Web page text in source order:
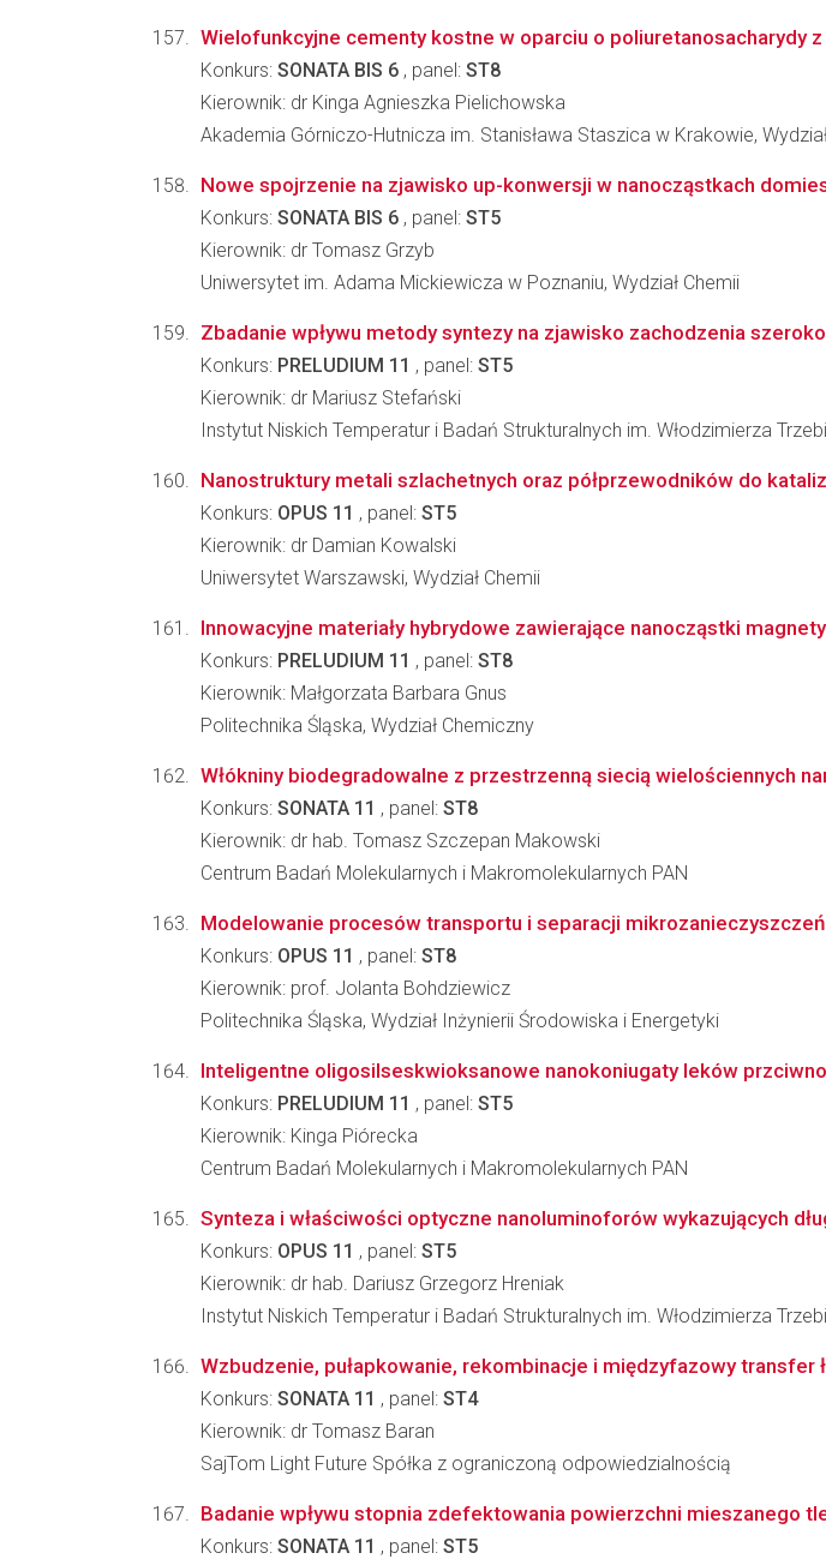
Wielofunkcyjne cementy kostne w oparciu o poliuretanosacharydy
Konkurs: SONATA BIS 6 , panel: ST8
Kierownik: dr Kinga Agnieszka Pielichowska
Akademia Górniczo-Hutnicza im. Stanisława Staszica w Krakowie,
Nowe spojrzenie na zjawisko up-konwersji w nanocząstkach
Konkurs: SONATA BIS 6 , panel: ST5
Kierownik: dr Tomasz Grzyb
Uniwersytet im. Adama Mickiewicza w Poznaniu, Wydział Chemii
Zbadanie wpływu metody syntezy na zjawisko zachodzenia
Konkurs: PRELUDIUM 11 , panel: ST5
Kierownik: dr Mariusz Stefański
Instytut Niskich Temperatur i Badań Strukturalnych im. Włodzimierza
Nanostruktury metali szlachetnych oraz półprzewodników do
Konkurs: OPUS 11 , panel: ST5
Kierownik: dr Damian Kowalski
Uniwersytet Warszawski, Wydział Chemii
Innowacyjne materiały hybrydowe zawierające nanocząstki
Konkurs: PRELUDIUM 11 , panel: ST8
Kierownik: Małgorzata Barbara Gnus
Politechnika Śląska, Wydział Chemiczny
Włókniny biodegradowalne z przestrzenną siecią wielościennych
Konkurs: SONATA 11 , panel: ST8
Kierownik: dr hab. Tomasz Szczepan Makowski
Centrum Badań Molekularnych i Makromolekularnych PAN
Modelowanie procesów transportu i separacji
Konkurs: OPUS 11 , panel: ST8
Kierownik: prof. Jolanta Bohdziewicz
Politechnika Śląska, Wydział Inżynierii Środowiska i Energetyki
Inteligentne oligosilseskwioksanowe nanokoniugaty leków
Konkurs: PRELUDIUM 11 , panel: ST5
Kierownik: Kinga Piórecka
Centrum Badań Molekularnych i Makromolekularnych PAN
Synteza i właściwości optyczne nanoluminoforów wykazujących
Konkurs: OPUS 11 , panel: ST5
Kierownik: dr hab. Dariusz Grzegorz Hreniak
Instytut Niskich Temperatur i Badań Strukturalnych im. Włodzimierza
Wzbudzenie, pułapkowanie, rekombinacje i międzyfazowy
Konkurs: SONATA 11 , panel: ST4
Kierownik: dr Tomasz Baran
SajTom Light Future Spółka z ograniczoną odpowiedzialnością
Badanie wpływu stopnia zdefektowania powierzchni mieszanego
Konkurs: SONATA 11 , panel: ST5